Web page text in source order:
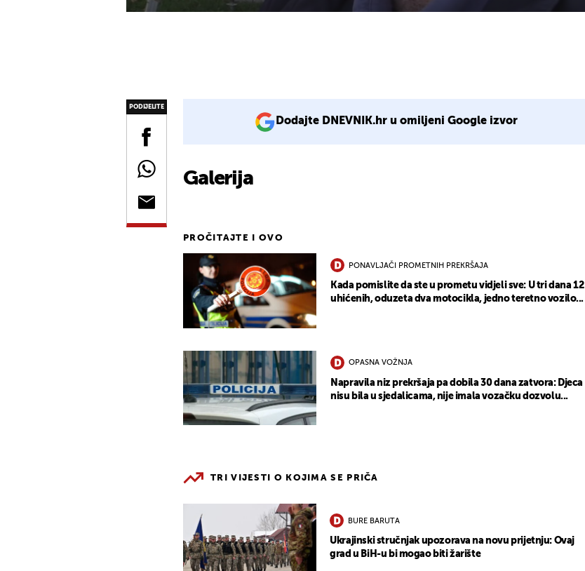
PODIJELITE
Dodajte DNEVNIK.hr u omiljeni Google izvor
Galerija
PROČITAJTE I OVO
PONAVLJAČI PROMETNIH PREKRŠAJA
Kada pomislite da ste u prometu vidjeli sve: U tri dana 12
uhićenih, oduzeta dva motocikla, jedno teretno vozilo...
OPASNA VOŽNJA
Napravila niz prekršaja pa dobila 30 dana zatvora: Djeca
nisu bila u sjedalicama, nije imala vozačku dozvolu...
TRI VIJESTI O KOJIMA SE PRIČA
BURE BARUTA
Ukrajinski stručnjak upozorava na novu prijetnju: Ovaj
grad u BiH-u bi mogao biti žarište